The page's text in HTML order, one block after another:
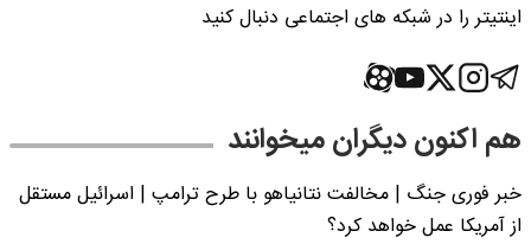
اینتیتر را در شبکه های اجتماعی دنبال کنید
هم اکنون دیگران میخوانند
خبر فوری جنگ | مخالفت نتانیاهو با طرح ترامپ | اسرائیل مستقل
از آمریکا عمل خواهد کرد؟